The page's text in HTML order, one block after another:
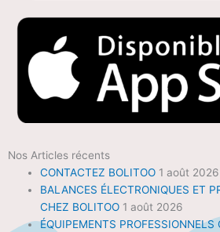
Nos Articles récents
CONTACTEZ BOLITOO 1 août 2026
BALANCES ÉLECTRONIQUES ET
CHEZ BOLITOO 1 août 2026
ÉQUIPEMENTS PROFESSIONNELS